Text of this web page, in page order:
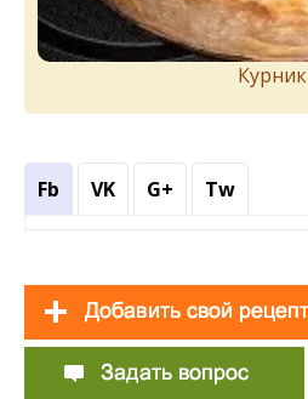
Курник
Fb VK G+ Tw